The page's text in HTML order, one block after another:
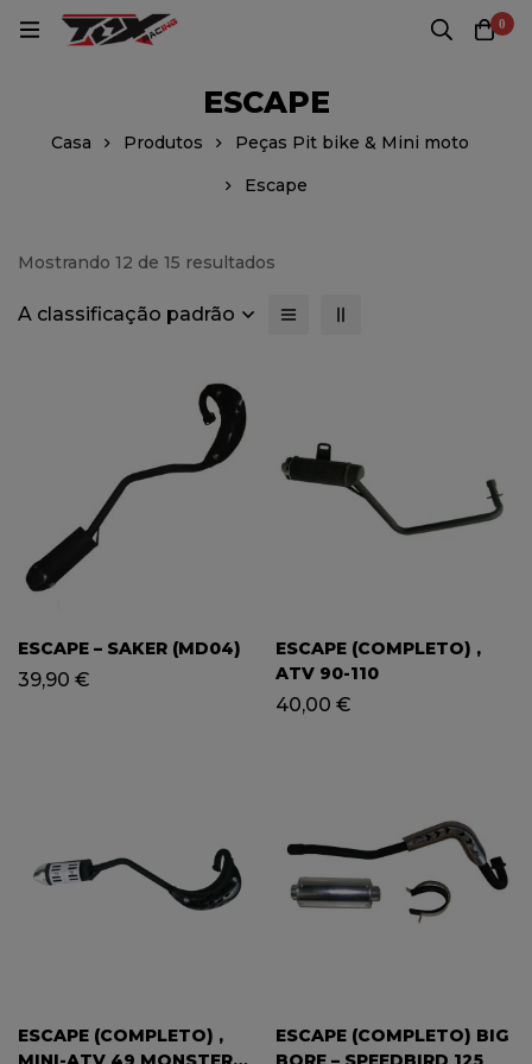
0
ESCAPE
Casa Produtos
Peças Pit bike & Mini moto
Escape
Mostrando 12 de 15 resultados
A classificação padrão
ESCAPE – SAKER (MD04)
39,90 €
ESCAPE (COMPLETO) ,
ATV 90-110
40,00 €
ESCAPE (COMPLETO) ,
ESCAPE (COMPLETO) BIG